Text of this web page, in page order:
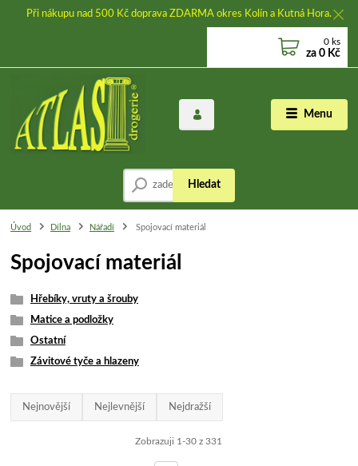
Při nákupu nad 500 Kč doprava ZDARMA okres Kolín a Kutná Hora.
Menu
Hledat
0 ks
za 0 Kč
Úvod Dílna Nářadí Spojovací materiál
Spojovací materiál
Hřebíky, vruty a šrouby
Matice a podložky
Ostatní
Závitové tyče a hlazeny
Nejnovější Nejlevnější Nejdražší
Zobrazuji 1-30 z 331